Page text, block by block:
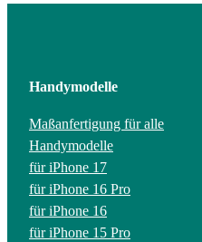
Handymodelle
Maßanfertigung für alle
Handymodelle
für iPhone 17
für iPhone 16 Pro
für iPhone 16
für iPhone 15 Pro